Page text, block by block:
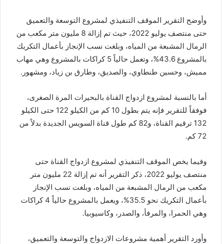
وأوضح التقرير الموقف التنفيذي لمشروع التوسعة والتعميق
حتى منتصف يوليو 2022، حيث تم إزالة 8 مليون متر مكعب من
الرمال المشبعة من المياه، وبلغت نسب الإنجاز بأعمال التكريك
بالمشروع 43.6%، وتعمل حالياً 5 كراكات بالمشروع وهي مهاب
مميش، وحسين طنطاوي، والصديق، وطارق بن زياد، ومشهور.
أما بالنسبة لمشروع ازدواج القناة بالبحيرات المرة الصغرى،
فوفقاً للتقرير فإنه يتم بطول 10 كم من الكيلو 122 حتى الكيلو
132 ترقيم القناة، و82 كم طول قناة السويس الجديدة بدلاً من
72 كم.
وفيما يخص الموقف التنفيذي لمشروع ازدواج القناة حتى
منتصف يوليو 2022، ذكر التقرير أنه تم إزالة 22 مليون متر
مكعب من الرمال المشبعة من المياه، وبلغت نسب الإنجاز
بأعمال التكريك نحو 35.5%، ويعمل بالمشروع حالياً 4 كراكات
وهي الحمرا، والمرفأ، والصدر، وكاسيوبيا.
وأورد التقرير أهمية مشروعات الازدواج والتوسعة والتعميق،